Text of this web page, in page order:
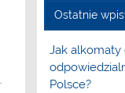
Ostatnie
Jak alkomaty
Polsce?